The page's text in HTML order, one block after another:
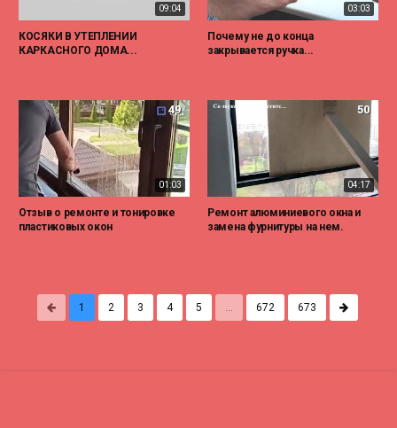
09:04
КОСЯКИ В УТЕПЛЕНИИ
КАРКАСНОГО ДОМА...
03:03
Почему не до конца
закрывается ручка...
01:03
49
Отзыв о ремонте и тонировке
пластиковых окон
04:17
50
Ремонт алюминиевого окна и
замена фурнитуры на нем.
1 2 3 4 5 672 673